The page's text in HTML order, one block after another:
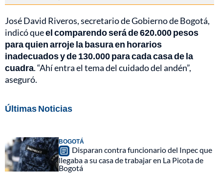
José David Riveros, secretario de Gobierno de Bogotá,
indicó queel comparendo será de 620.000 pesos
para quien arroje la basura en horarios
inadecuados y de 130.000 para cada casa de la
cuadra. “Ahí entra el tema del cuidado del andén”,
aseguró.
Últimas Noticias
BOGOTÁ
Disparan contra funcionario del Inpec que
llegaba a su casa de trabajar en La Picota de
Bogotá